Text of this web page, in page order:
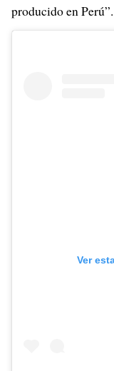
producido en Perú”.
Ver